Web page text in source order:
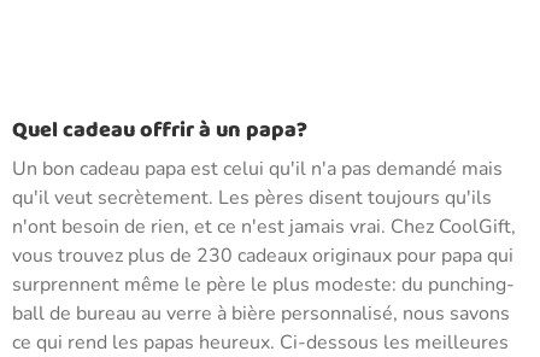
Quel cadeau offrir à un papa?
Un bon cadeau papa est celui qu'il n'a pas demandé mais
qu'il veut secrètement. Les pères disent toujours qu'ils
n'ont besoin de rien, et ce n'est jamais vrai. Chez CoolGift,
vous trouvez plus de 230 cadeaux originaux pour papa qui
surprennent même le père le plus modeste: du punching-
ball de bureau au verre à bière personnalisé, nous savons
ce qui rend les papas heureux. Ci-dessous les meilleures